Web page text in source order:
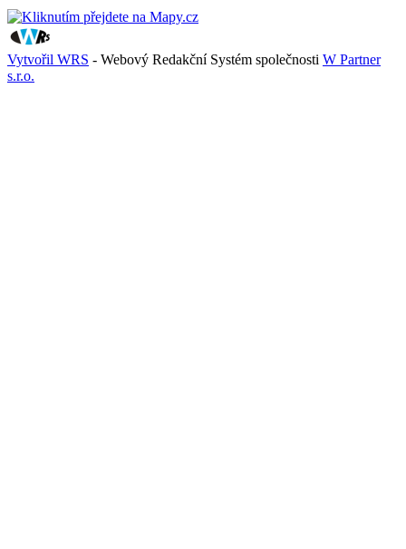
Vytvořil WRS - Webový Redakční Systém společnosti W Partner
s.r.o.